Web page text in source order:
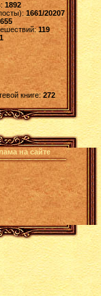
1892
1661/20207
119
книге:272
на сайте